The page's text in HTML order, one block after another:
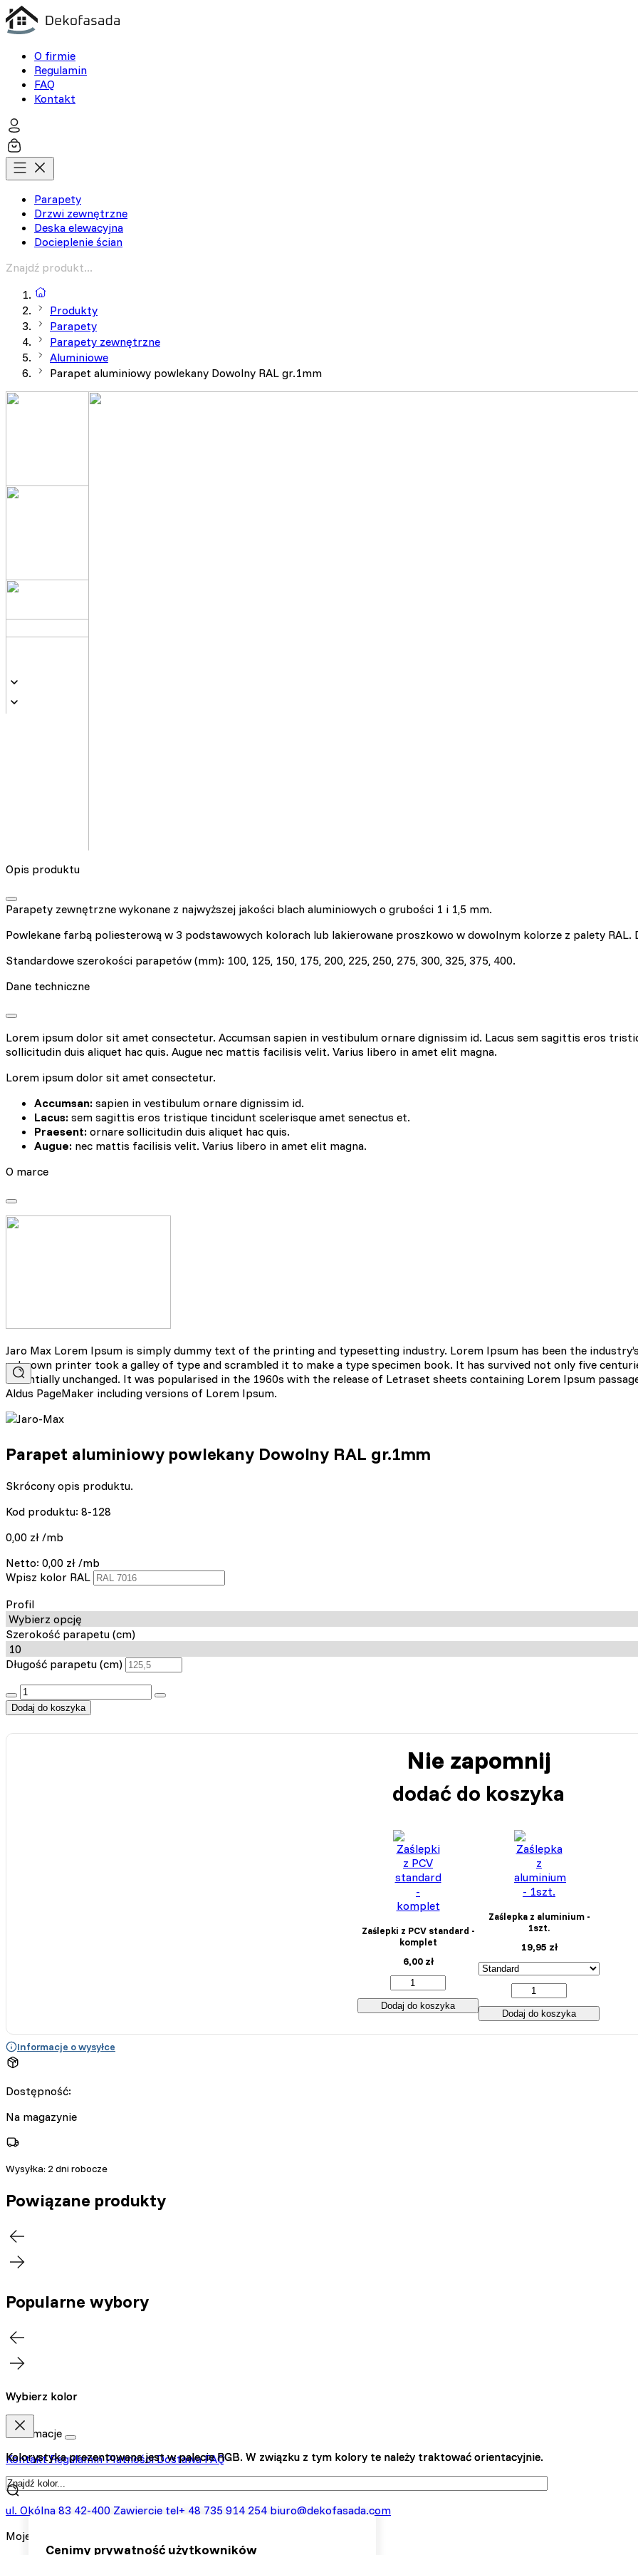
O firmie
Regulamin
FAQ
Kontakt
Parapety
Drzwi zewnętrzne
Deska elewacyjna
Docieplenie ścian
Wyszukiwarka produktów
Produkty
Parapety
Parapety zewnętrzne
Aluminiowe
Parapet aluminiowy powlekany Dowolny RAL gr.1mm
Opis produktu
Parapety zewnętrzne wykonane z najwyższej jakości blach aluminiowych o grubości 1 i 1,5 mm.
Powlekane farbą poliesterową w 3 podstawowych kolorach lub lakierowane proszkowo w dowolnym kolorze z palety RAL.
Standardowe szerokości parapetów (mm): 100, 125, 150, 175, 200, 225, 250, 275, 300, 325, 375, 400.
Dane techniczne
Lorem ipsum dolor sit amet consectetur. Accumsan sapien in vestibulum ornare dignissim id. Lacus sem sagittis eros
sollicitudin duis aliquet hac quis. Augue nec mattis facilisis velit. Varius libero in amet elit magna.
Lorem ipsum dolor sit amet consectetur.
Accumsan: sapien in vestibulum ornare dignissim id.
Lacus: sem sagittis eros tristique tincidunt scelerisque amet senectus et.
Praesent: ornare sollicitudin duis aliquet hac quis.
Augue: nec mattis facilisis velit. Varius libero in amet elit magna.
O marce
Jaro Max Lorem Ipsum is simply dummy text of the printing and typesetting industry. Lorem Ipsum has been the
unknown printer took a galley of type and scrambled it to make a type specimen book. It has survived not only five
essentially unchanged. It was popularised in the 1960s with the release of Letraset sheets containing Lorem Ipsum
Aldus PageMaker including versions of Lorem Ipsum.
Parapet aluminiowy powlekany Dowolny RAL gr.1mm
Skrócony opis produktu.
Kod produktu: 8-128
0,00 zł /mb
Netto: 0,00 zł /mb
Wpisz kolor RAL
Profil
Szerokość parapetu (cm)
Długość parapetu (cm)
:product_name quantity
Dodaj do koszyka
Nie zapomnij
dodać do koszyka
Zaślepki z PCV standard -
komplet
6,00 zł
Dodaj do koszyka
Zaślepka z aluminium -
1szt.
19,95 zł
Dodaj do koszyka
Informacje o wysyłce
Dostępność:
Na magazynie
Wysyłka: 2 dni robocze
Powiązane produkty
Popularne wybory
Wybierz kolor
Kolorystyka prezentowana jest w palecie RGB. W związku z tym kolory te należy traktować orientacyjnie.
Wybierz kolor
Kolorystyka prezentowana jest w palecie RGB. W związku z tym kolory te należy traktować orientacyjnie.
Informacje
KontaktRegulaminPłatnościDostawaFAQ
Kontakt
ul. Okólna 83 42-400 Zawiercie tel+ 48 735 914 254 biuro@dekofasada.com
Moje konto
Cenimy prywatność użytkowników
Wykorzystujemy pliki cookie do spersonalizowania treści i reklam, aby oferować funkcje
np. preferowany język lub region, w którym znajduje się użytkownik.
Statystyka
Marketing
Nieklasyfikowane pliki cookie, to pliki, które są w procesie klasyfikowania, wraz z dostawcami
Odrzuć Zapisz moje preferencje